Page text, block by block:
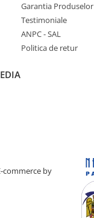
Garantia Produselor
Testimoniale
ANPC - SAL
Politica de retur
commerce by